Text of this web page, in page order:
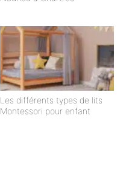
Les différents types de lits
Montessori pour enfant